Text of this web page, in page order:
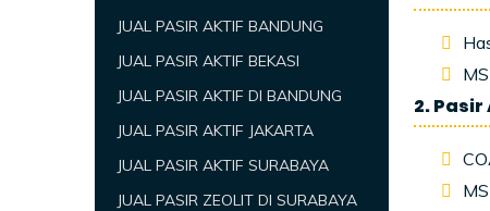
2.
JUAL PASIR AKTIF BANDUNG
JUAL PASIR AKTIF BEKASI
JUAL PASIR AKTIF DI BANDUNG
JUAL PASIR AKTIF JAKARTA
JUAL PASIR AKTIF SURABAYA
JUAL PASIR ZEOLIT DI SURABAYA